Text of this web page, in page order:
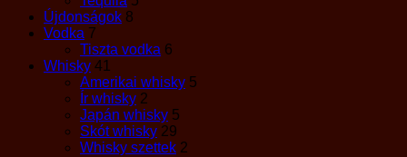
Újdonságok 8
Vodka 7
Tiszta vodka 6
Whisky 41
Amerikai whisky 5
Ír whisky 2
Japán whisky 5
Skót whisky 29
Whisky szettek 2